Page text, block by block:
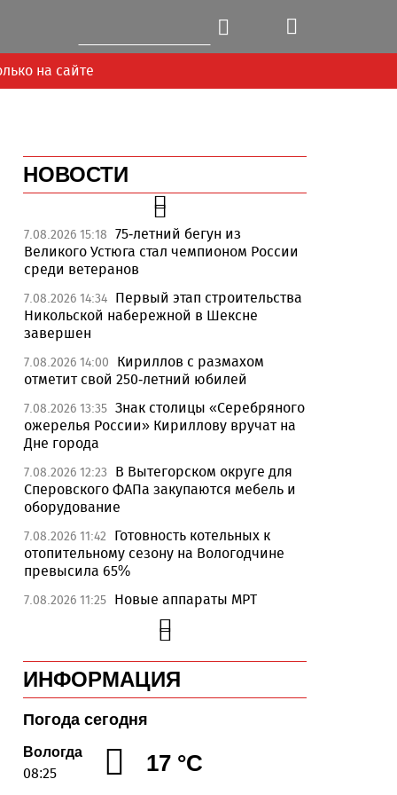
на сайте
НОВОСТИ
7.08.2026 15:18 75-летний бегун из
Великого Устюга стал чемпионом России
среди ветеранов
7.08.2026 14:34 Первый этап строительства
Никольской набережной в Шексне
завершен
7.08.2026 14:00
Кириллов с размахом
отметит свой 250-летний юбилей
7.08.2026 13:35 Знак столицы «Серебряного
ожерелья России» Кириллову вручат на
Дне города
7.08.2026 12:23
В Вытегорском округе для
Сперовского ФАПа закупаются мебель и
оборудование
7.08.2026 11:42
Готовность котельных к
отопительному сезону на Вологодчине
превысила 65%
7.08.2026 11:25 Новые аппараты МРТ
установят в двух медучреждениях
Вологодской области
7.08.2026 10:41 В Устюжне отметят 774-
летие города фестивалем кузнечного
мастерства
7.08.2026 10:18
Вологодская область
уверенно шагает в цифровое будущее
7.08.2026 09:49 На Вологодчине подвели
ИНФОРМАЦИЯ
Погода сегодня
Вологда
08:25 17 °C